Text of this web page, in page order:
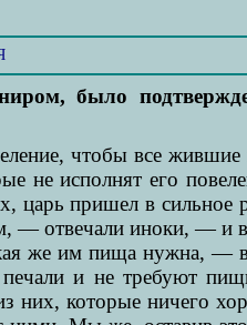
было
чтобы все жившие
не исполнят его
царь пришел в сильное
— отвечали иноки, — и
же им пища нужна, —
и не требуют
них, которые ничего